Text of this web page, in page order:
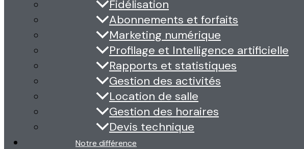
Fidélisation
Abonnements et forfaits
Marketing numérique
Profilage et Intelligence artificielle
Rapports et statistiques
Gestion des activités
Location de salle
Gestion des horaires
Devis technique
Notre différence